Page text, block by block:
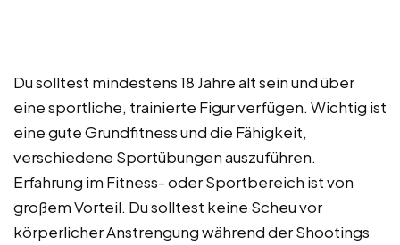
Du solltest mindestens 18 Jahre alt sein und über
eine sportliche, trainierte Figur verfügen. Wichtig ist
eine gute Grundfitness und die Fähigkeit,
verschiedene Sportübungen auszuführen.
Erfahrung im Fitness- oder Sportbereich ist von
großem Vorteil. Du solltest keine Scheu vor
körperlicher Anstrengung während der Shootings